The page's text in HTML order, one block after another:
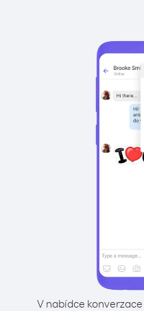
V nabídce